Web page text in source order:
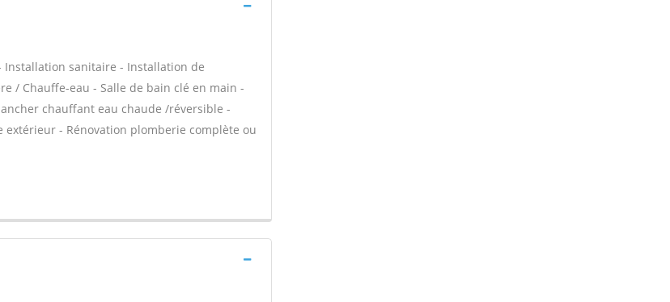
Installation sanitaire - Installation de
/ Chauffe-eau - Salle de bain clé en main -
chauffant eau chaude /réversible -
extérieur - Rénovation plomberie complète ou